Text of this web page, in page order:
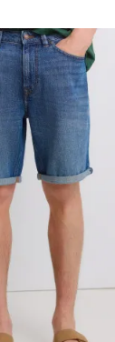
Uporedi